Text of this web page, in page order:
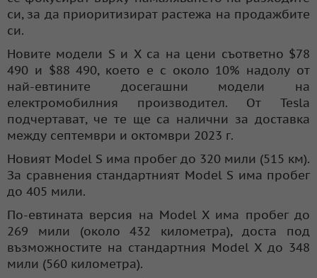
си, за да приоритизират растежа на продажбите
си.
Новите модели S и X са на цени съответно $78
490 и $88 490, което е с около 10% надолу от
най-евтините досегашни модели на
електромобилния производител. От Tesla
подчертават, че те ще са налични за доставка
между септември и октомври 2023 г.
Новият Model S има пробег до 320 мили (515 км).
За сравнения стандартният Model S има пробег
до 405 мили.
По-евтината версия на Model X има пробег до
269 мили (около 432 километра), доста под
възможностите на стандартния Model X до 348
мили (560 километра).